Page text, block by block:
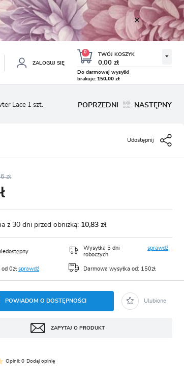
ZALOGUJ SIĘ
przy kolejnych zakupach
0 TWÓJ KOSZYK
0,00 zł
19.43 zł
KROKUS WIOSENNY MIX 50
19.99 zł 43.32 zł
Do darmowej wysyłki
brakuje: 150,00 zł
Lace 1 szt. POPRZEDNI NASTĘPNY
Udostępnij
zł
z 30 dni przed obniżką: 10,83 zł
Wysyłka 5 dni
roboczych
sprawdź
0zł sprawdź Darmowa wysyłka od: 150zł
POWIADOM O DOSTĘPNOŚCI Ulubione
ZAPYTAJ O PRODUKT
Opinii: 0 Dodaj opinię